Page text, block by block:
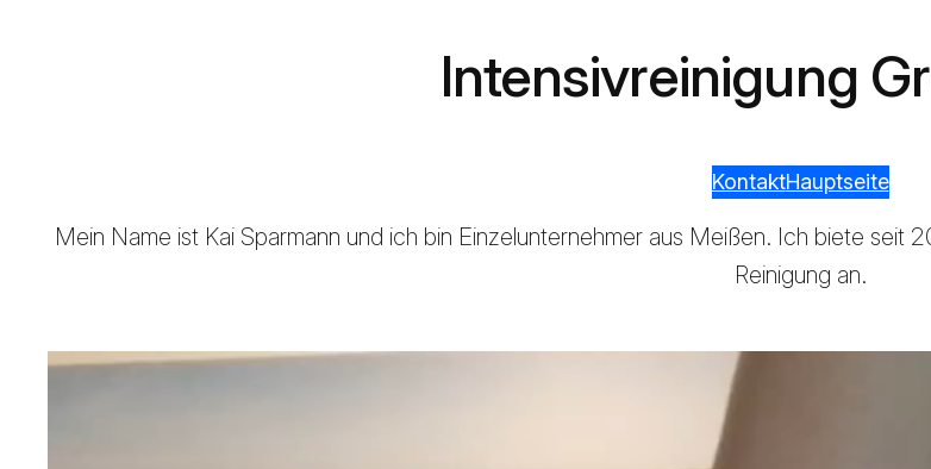
Intensivreinigung
KontaktHauptseite
Mein Name ist Kai Sparmann und ich bin Einzelunternehmer aus Meißen. Ich biete
Reinigung an.